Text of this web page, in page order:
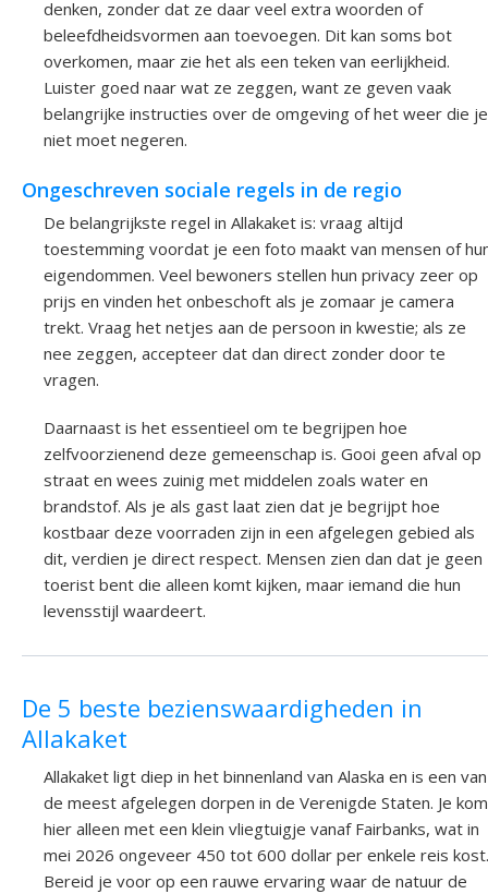
denken, zonder dat ze daar veel extra woorden of
beleefdheidsvormen aan toevoegen. Dit kan soms bot
overkomen, maar zie het als een teken van eerlijkheid.
Luister goed naar wat ze zeggen, want ze geven vaak
belangrijke instructies over de omgeving of het weer die je
niet moet negeren.
Ongeschreven sociale regels in de regio
De belangrijkste regel in Allakaket is: vraag altijd
toestemming voordat je een foto maakt van mensen of
eigendommen. Veel bewoners stellen hun privacy zeer op
prijs en vinden het onbeschoft als je zomaar je camera
trekt. Vraag het netjes aan de persoon in kwestie; als ze
nee zeggen, accepteer dat dan direct zonder door te
vragen.
Daarnaast is het essentieel om te begrijpen hoe
zelfvoorzienend deze gemeenschap is. Gooi geen afval op
straat en wees zuinig met middelen zoals water en
brandstof. Als je als gast laat zien dat je begrijpt hoe
kostbaar deze voorraden zijn in een afgelegen gebied als
dit, verdien je direct respect. Mensen zien dan dat je geen
toerist bent die alleen komt kijken, maar iemand die hun
levensstijl waardeert.
De 5 beste bezienswaardigheden in
Allakaket
Allakaket ligt diep in het binnenland van Alaska en is een van
de meest afgelegen dorpen in de Verenigde Staten. Je
hier alleen met een klein vliegtuigje vanaf Fairbanks, wat in
mei 2026 ongeveer 450 tot 600 dollar per enkele reis kost.
Bereid je voor op een rauwe ervaring waar de natuur de